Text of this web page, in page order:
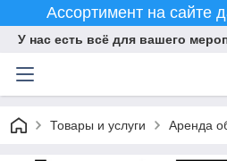
Ассортимент на сайте
У нас есть всё для вашего
Товары и услуги Аренда